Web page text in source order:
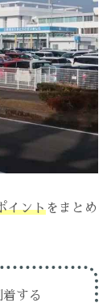
イントをまとめ
する